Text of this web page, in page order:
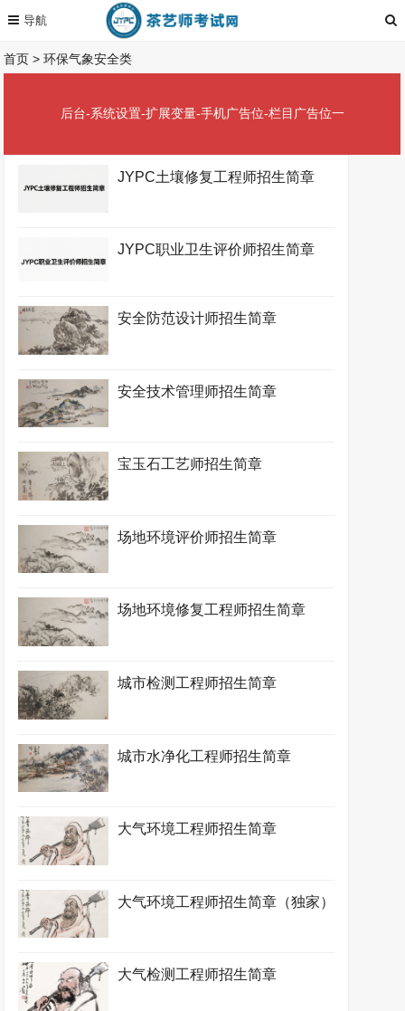
首页 >环保气象安全类
后台-系统设置-扩展变量-手机广告位-栏目广告位一
JYPC土壤修复工程师招生简章
JYPC职业卫生评价师招生简章
安全防范设计师招生简章
安全技术管理师招生简章
宝玉石工艺师招生简章
场地环境评价师招生简章
场地环境修复工程师招生简章
城市检测工程师招生简章
城市水净化工程师招生简章
大气环境工程师招生简章
大气环境工程师招生简章（独家）
大气检测工程师招生简章